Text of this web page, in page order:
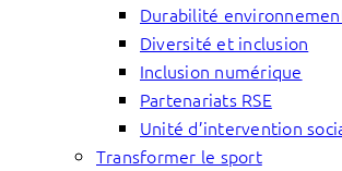
Durabilité
Diversité et inclusion
Inclusion numérique
Partenariats RSE
Unité d’intervention
Transformer le sport